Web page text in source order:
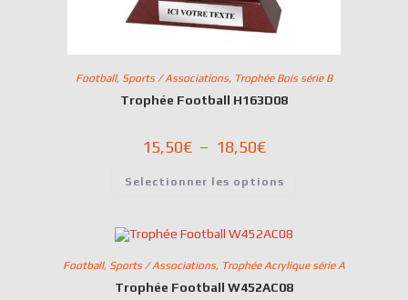
Football, Sports / Associations, Trophée Bois série B
Trophée Football H163D08
15,50€ – 18,50€
Selectionner les options
Football, Sports / Associations, Trophée Acrylique série A
Trophée Football W452AC08